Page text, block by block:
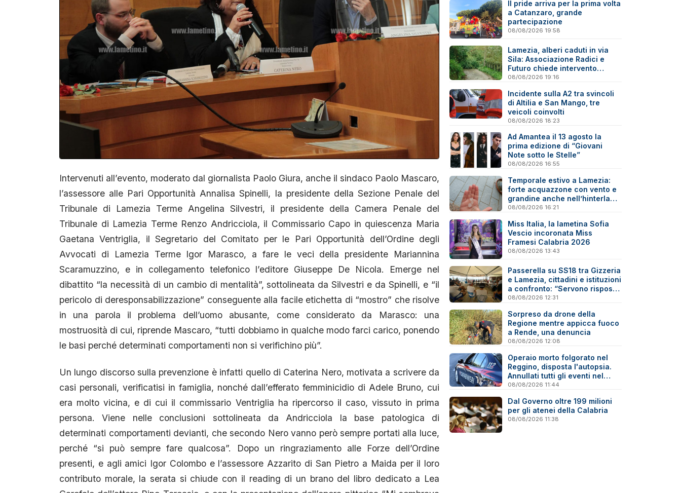
Intervenuti all’evento, moderato dal giornalista Paolo Giura, anche il sindaco Paolo Mascaro,
l’assessore alle Pari Opportunità Annalisa Spinelli, la presidente della Sezione Penale del
Tribunale di Lamezia Terme Angelina Silvestri, il presidente della Camera Penale del
Tribunale di Lamezia Terme Renzo Andricciola, il Commissario Capo in quiescenza Maria
Gaetana Ventriglia, il Segretario del Comitato per le Pari Opportunità dell’Ordine degli
Avvocati di Lamezia Terme Igor Marasco, a fare le veci della presidente Mariannina
Scaramuzzino, e in collegamento telefonico l’editore Giuseppe De Nicola. Emerge nel
dibattito “la necessità di un cambio di mentalità”, sottolineata da Silvestri e da Spinelli, e “il
pericolo di deresponsabilizzazione” conseguente alla facile etichetta di “mostro” che risolve
in una parola il problema dell’uomo abusante, come considerato da Marasco: una
mostruosità di cui, riprende Mascaro, “tutti dobbiamo in qualche modo farci carico, ponendo
le basi perché determinati comportamenti non si verifichino più”.
Un lungo discorso sulla prevenzione è infatti quello di Caterina Nero, motivata a scrivere da
casi personali, verificatisi in famiglia, nonché dall’efferato femminicidio di Adele Bruno, cui
era molto vicina, e di cui il commissario Ventriglia ha ripercorso il caso, vissuto in prima
persona. Viene nelle conclusioni sottolineata da Andricciola la base patologica di
determinati comportamenti devianti, che secondo Nero vanno però sempre portati alla luce,
perché “si può sempre fare qualcosa”. Dopo un ringraziamento alle Forze dell’Ordine
presenti, e agli amici Igor Colombo e l’assessore Azzarito di San Pietro a Maida per il loro
contributo morale, la serata si chiude con il reading di un brano del libro dedicato a Lea
Il pride arriva per la prima volta
a Catanzaro, grande
partecipazione
08/08/2026 19:58
Lamezia, alberi caduti in via
Sila: Associazione Radici e
Futuro chiede intervento
immediato
08/08/2026 19:16
Incidente sulla A2 tra svincoli
di Altilia e San Mango, tre
veicoli coinvolti
08/08/2026 18:23
Ad Amantea il 13 agosto la
prima edizione di “Giovani
Note sotto le Stelle”
08/08/2026 16:55
Temporale estivo a Lamezia:
forte acquazzone con vento e
grandine anche nell’hinterland
- Video
08/08/2026 16:21
Miss Italia, la lametina Sofia
Vescio incoronata Miss
Framesi Calabria 2026
08/08/2026 13:43
Passerella su SS18 tra Gizzeria
e Lamezia, cittadini e istituzioni
a confronto: “Servono risposte
e tempi certi”
08/08/2026 12:31
Sorpreso da drone della
Regione mentre appicca fuoco
a Rende, una denuncia
08/08/2026 12:08
Operaio morto folgorato nel
Reggino, disposta l'autopsia.
Annullati tutti gli eventi nel
paese della tragedia
08/08/2026 11:44
Dal Governo oltre 199 milioni
per gli atenei della Calabria
08/08/2026 11:38